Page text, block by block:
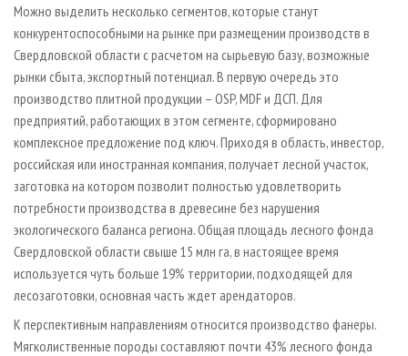
Можно выделить несколько сегментов, которые станут
конкурентоспособными на рынке при размещении производств в
Свердловской области с расчетом на сырьевую базу, возможные
рынки сбыта, экспортный потенциал. В первую очередь это
производство плитной продукции – OSP, MDF и ДСП. Для
предприятий, работающих в этом сегменте, сформировано
комплексное предложение под ключ. Приходя в область, инвестор,
российская или иностранная компания, получает лесной участок,
заготовка на котором позволит полностью удовлетворить
потребности производства в древесине без нарушения
экологического баланса региона. Общая площадь лесного фонда
Свердловской области свыше 15 млн га, в настоящее время
используется чуть больше 19% территории, подходящей для
лесозаготовки, основная часть ждет арендаторов.
К перспективным направлениям относится производство фанеры.
Мягколиственные породы составляют почти 43% лесного фонда